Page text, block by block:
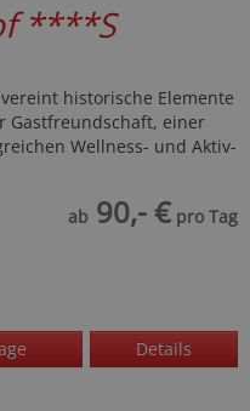
****S
historische Elemente
Gastfreundschaft, einer
Wellness- und Aktiv-
ab 90,- € pro Tag
Details